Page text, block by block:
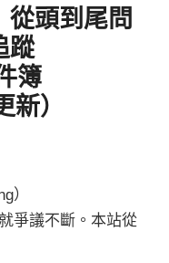
從頭到尾問
蹤
簿
）
）
爭議不斷。本站從